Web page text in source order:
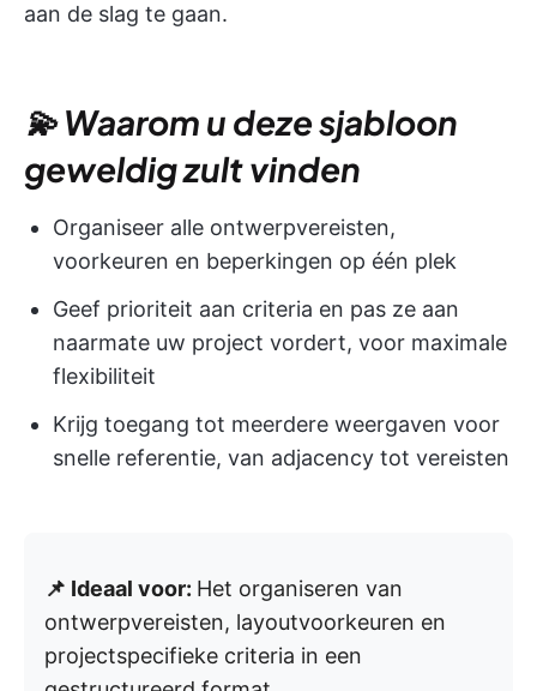
aan de slag te gaan.
💫 Waarom u deze sjabloon
geweldig zult vinden
Organiseer alle ontwerpvereisten,
voorkeuren en beperkingen op één plek
Geef prioriteit aan criteria en pas ze aan
naarmate uw project vordert, voor maximale
flexibiliteit
Krijg toegang tot meerdere weergaven voor
snelle referentie, van adjacency tot vereisten
📌 Ideaal voor: Het organiseren van
ontwerpvereisten, layoutvoorkeuren en
projectspecifieke criteria in een